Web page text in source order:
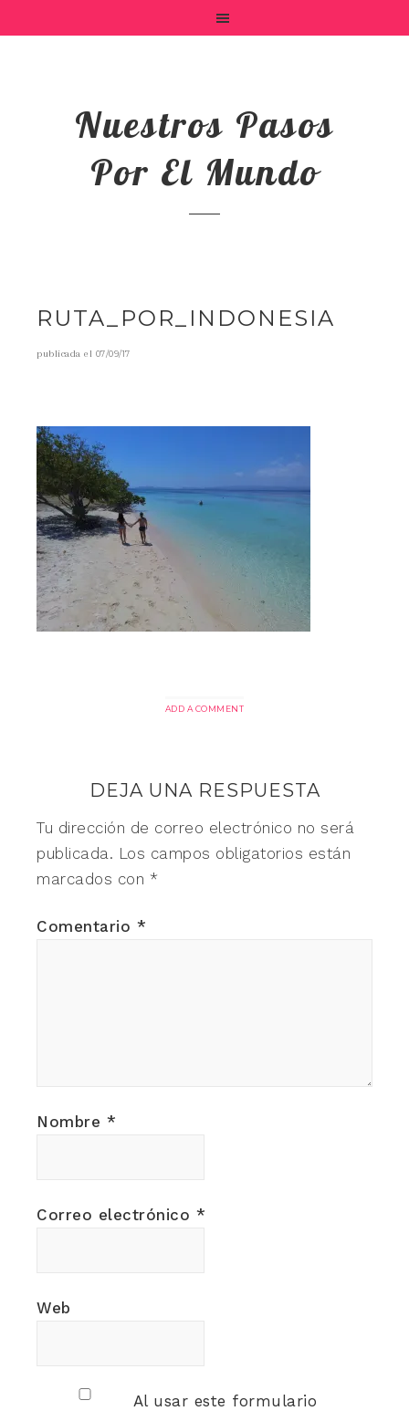
Nuestros Pasos
Por El Mundo
RUTA_POR_INDONESIA
publicada el 07/09/17
ADD A COMMENT
DEJA UNA RESPUESTA
Tu dirección de correo electrónico no será
publicada. Los campos obligatorios están
marcados con *
Comentario *
Nombre *
Correo electrónico *
Web
Al usar este formulario